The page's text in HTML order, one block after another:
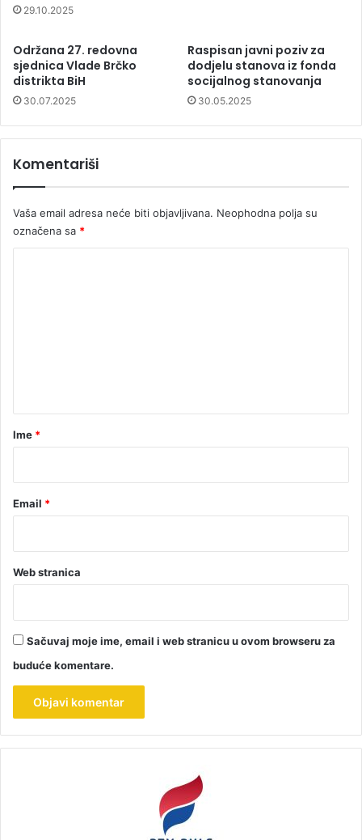
29.10.2025
Održana 27. redovna
sjednica Vlade Brčko
distrikta BiH
30.07.2025
Raspisan javni poziv za
dodjelu stanova iz fonda
socijalnog stanovanja
30.05.2025
Komentariši
Vaša email adresa neće biti objavljivana. Neophodna polja su
označena sa *
r
Ime *
Email *
Web stranica
Sačuvaj moje ime, email i web stranicu u ovom browseru za
buduće komentare.